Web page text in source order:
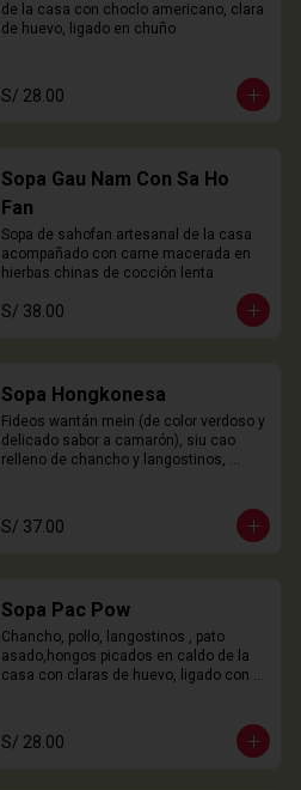
de la casa con choclo americano, clara
de huevo, ligado en chuño
S/ 28.00
Sopa Gau Nam Con Sa Ho
Fan
Sopa de sahofan artesanal de la casa
acompañado con carne macerada en
hierbas chinas de cocción lenta
S/ 38.00
Sopa Hongkonesa
Fideos wantán mein (de color verdoso y
delicado sabor a camarón), siu cao
relleno de chancho y langostinos,
casa.
S/ 37.00
Sopa Pac Pow
Chancho, pollo, langostinos , pato
asado,hongos picados en caldo de la
casa con claras de huevo, ligado con
S/ 28.00